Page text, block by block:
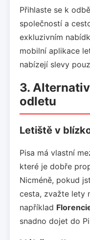
Přihlaste se k
společností a
exkluzivním
mobilní aplikace
nabízejí slevy
3.
odletu
Letiště v
Pisa má vlastní
které je dobře
Nicméně, pokud
cesta, zvažte lety
například
snadno dojet do